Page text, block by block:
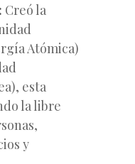
Creó la
Atómica)
esta
la libre
y